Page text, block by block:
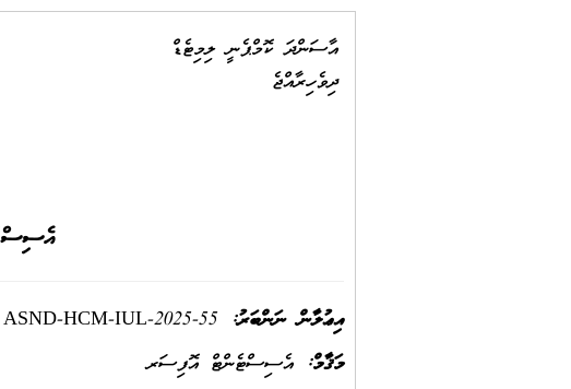
އާސަންދަ ކޮމްޕެނީ ލިމިޓެޑް
ދިވެހިރާއްޖެ
އިޢުލާން ނަންބަރު: ASND-HCM-IUL-2025-55
މަޤާމް: އެސިސްޓެންޓް އޮފިސަރ